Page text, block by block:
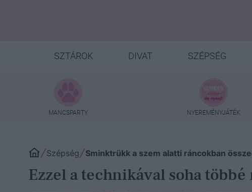
SZTÁROK DIVAT SZÉPSÉG
MANCSPARTY NYEREMÉNYJÁTÉK
Szépség Sminktrükk a szem alatti ráncokban
Ezzel a technikával soha